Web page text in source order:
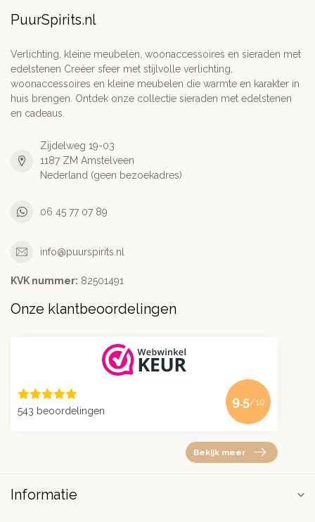
PuurSpirits.nl
Verlichting, kleine meubelen, woonaccessoires en sieraden met
edelstenen Creëer sfeer met stijlvolle verlichting,
woonaccessoires en kleine meubelen die warmte en karakter in
huis brengen. Ontdek onze collectie sieraden met edelstenen
en cadeaus.
Zijdelweg 19-03
1187 ZM Amstelveen
Nederland (geen bezoekadres)
06 45 77 07 89
info@puurspirits.nl
KVK nummer: 82501491
Onze klantbeoordelingen
543 beoordelingen
9.5/10
Bekijk meer
Informatie